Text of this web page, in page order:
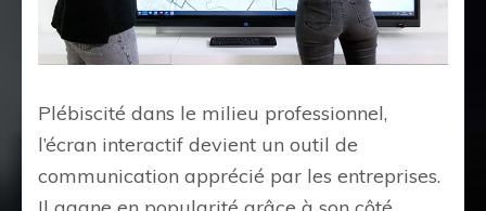
Plébiscité dans le milieu professionnel,
l’écran interactif devient un outil de
communication apprécié par les entreprises.